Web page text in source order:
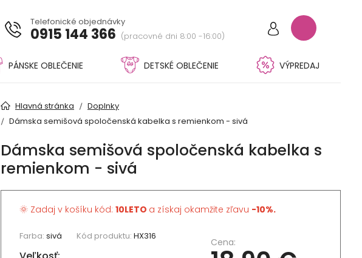
Telefonické objednávky
0915 144 366 (pracovné dni 8:00 -16:00)
PÁNSKE OBLEČENIE DETSKÉ OBLEČENIE VÝPREDAJ
Hlavná stránka
Doplnky
Dámska semišová spoločenská kabelka s remienkom - sivá
Dámska semišová spoločenská kabelka s
remienkom - sivá
🌞 Zadaj v košíku kód: 10LETO a získaj okamžite zľavu -10%.
Farba: sivá Kód produktu: HX316
Cena: